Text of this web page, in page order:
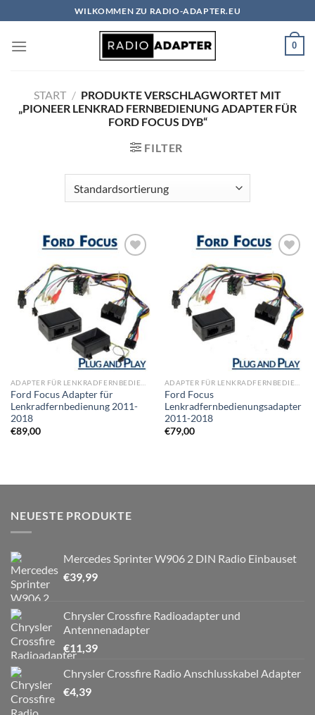
Inhalt
springen
WILKOMMEN ZU RADIO-ADAPTER.EU
0
START / PRODUKTE VERSCHLAGWORTET MIT
„PIONEER LENKRAD FERNBEDIENUNG ADAPTER FÜR
FORD FOCUS DYB“
FILTER
Wunschliste
hinzufügen
Ford Focus Adapter für
Lenkradfernbedienung 2011-
2018
€89,00
Wunschliste
hinzufügen
Ford Focus
Lenkradfernbedienungsadapter
2011-2018
€79,00
NEUESTE PRODUKTE
Mercedes Sprinter W906 2 DIN Radio Einbauset
€39,99
Chrysler Crossfire Radioadapter und
Antennenadapter
€11,39
Chrysler Crossfire Radio Anschlusskabel Adapter
€4,39